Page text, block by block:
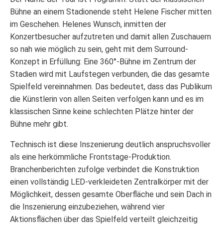
Bühne an einem Stadionende steht Helene Fischer mitten
im Geschehen. Helenes Wunsch, inmitten der
Konzertbesucher aufzutreten und damit allen Zuschauern
so nah wie möglich zu sein, geht mit dem Surround-
Konzept in Erfüllung: Eine 360°-Bühne im Zentrum der
Stadien wird mit Laufstegen verbunden, die das gesamte
Spielfeld vereinnahmen. Das bedeutet, dass das Publikum
die Künstlerin von allen Seiten verfolgen kann und es im
klassischen Sinne keine schlechten Plätze hinter der
Bühne mehr gibt.
Technisch ist diese Inszenierung deutlich anspruchsvoller
als eine herkömmliche Frontstage-Produktion.
Branchenberichten zufolge verbindet die Konstruktion
einen vollständig LED-verkleideten Zentralkörper mit der
Möglichkeit, dessen gesamte Oberfläche und sein Dach in
die Inszenierung einzubeziehen, während vier
Aktionsflächen über das Spielfeld verteilt gleichzeitig